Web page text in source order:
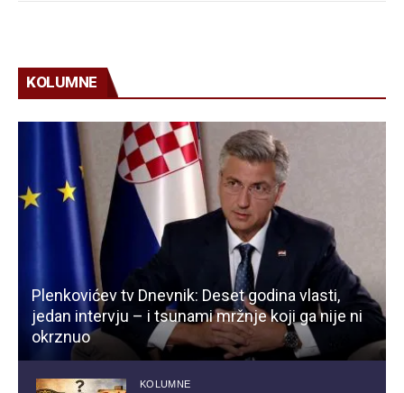
KOLUMNE
Plenkovićev tv Dnevnik: Deset godina vlasti,
jedan intervju – i tsunami mržnje koji ga nije ni
okrznuo
KOLUMNE